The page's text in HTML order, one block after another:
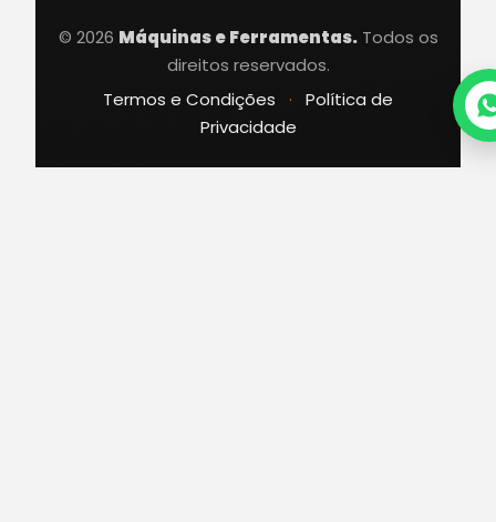
© 2026 Máquinas e Ferramentas.Todos os
direitos reservados.
Termos e Condições
·
Política de
Privacidade